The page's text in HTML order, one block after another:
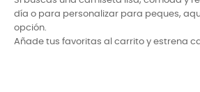
dí­a o para personalizar para peques,
opción.
Añade tus favoritas al carrito y estrena